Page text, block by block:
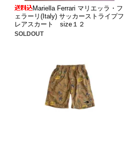
Mariella Ferrari マリエッラ・フ
ェラーリ(Italy) サッカーストライプフ
レアスカート size１２
SOLDOUT